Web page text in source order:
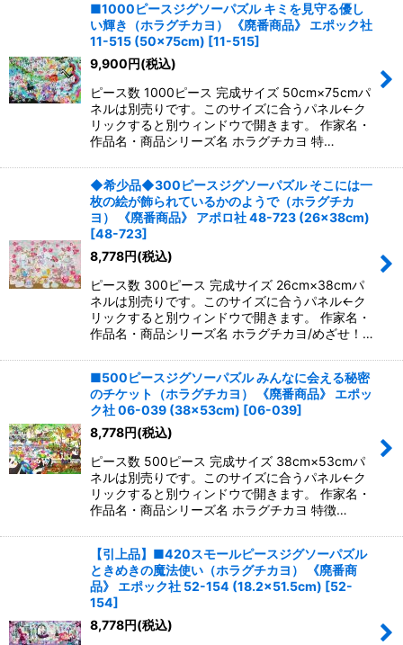
■1000ピースジグソーパズル キミを見守る優し
い輝き（ホラグチカヨ） 《廃番商品》 エポック社
11-515 (50×75cm) [11-515]
9,900円(税込)
ピース数 1000ピース 完成サイズ 50cm×75cmパ
ネルは別売りです。このサイズに合うパネル←ク
リックすると別ウィンドウで開きます。 作家名・
作品名・商品シリーズ名 ホラグチカヨ 特…
◆希少品◆300ピースジグソーパズル そこには一
枚の絵が飾られているかのようで（ホラグチカ
ヨ） 《廃番商品》 アポロ社 48-723 (26×38cm)
[48-723]
8,778円(税込)
ピース数 300ピース 完成サイズ 26cm×38cmパ
ネルは別売りです。このサイズに合うパネル←ク
リックすると別ウィンドウで開きます。 作家名・
作品名・商品シリーズ名 ホラグチカヨ/めざせ！…
■500ピースジグソーパズル みんなに会える秘密
のチケット（ホラグチカヨ） 《廃番商品》 エポッ
ク社 06-039 (38×53cm) [06-039]
8,778円(税込)
ピース数 500ピース 完成サイズ 38cm×53cmパ
ネルは別売りです。このサイズに合うパネル←ク
リックすると別ウィンドウで開きます。 作家名・
作品名・商品シリーズ名 ホラグチカヨ 特徴…
【引上品】■420スモールピースジグソーパズル
ときめきの魔法使い（ホラグチカヨ） 《廃番商
品》 エポック社 52-154 (18.2×51.5cm) [52-
154]
8,778円(税込)